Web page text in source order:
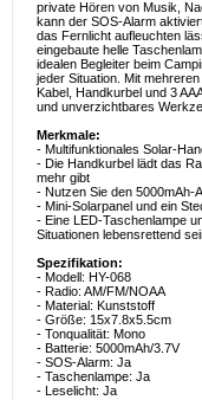
private Hören von Musik,
kann der SOS-Alarm
das Fernlicht aufleuchten
eingebaute helle
idealen Begleiter beim
jeder Situation. Mit
Kabel, Handkurbel und 3
und unverzichtbares
Merkmale:
- Multifunktionales Solar-
- Die Handkurbel lädt das
mehr gibt
- Nutzen Sie den 5000mAh-
- Mini-Solarpanel und ein
- Eine LED-Taschenlampe
Situationen lebensrettend
Spezifikation:
- Modell: HY-068
- Radio: AM/FM/NOAA
- Material: Kunststoff
- Größe: 15x7.8x5.5cm
- Tonqualität: Mono
- Batterie: 5000mAh/3.7V
- SOS-Alarm: Ja
- Taschenlampe: Ja
- Leselicht: Ja